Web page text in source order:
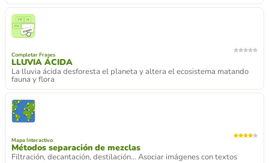
Completar Frases
LLUVIA ÁCIDA
La lluvia ácida desforesta el planeta y altera el ecosistema matando
fauna y flora
Mapa Interactivo
Métodos separación de mezclas
Filtración, decantación, destilación... Asociar imágenes con textos